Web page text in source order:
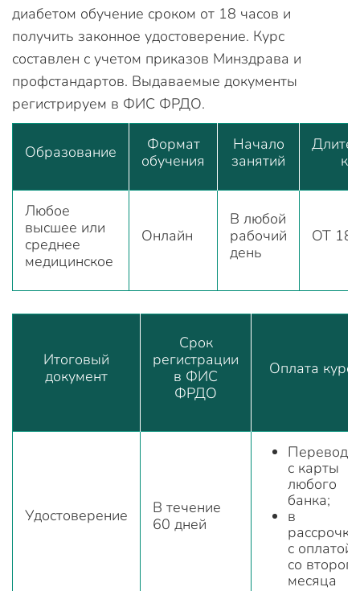
диабетом обучение сроком от 18 часов и
получить законное удостоверение. Курс
составлен с учетом приказов Минздрава и
профстандартов. Выдаваемые документы
регистрируем в ФИС ФРДО.
Образование
Формат
обучения
Начало
занятий
Любое
высшее или
среднее
медицинское
Онлайн
В любой
рабочий
день
ОТ 18
Итоговый
документ
Срок
регистрации
в ФИС
ФРДО
Оплата курса
Удостоверение
В течение
60 дней
с карты
любого
банка;
в
рассрочку
с оплатой
со второго
месяца